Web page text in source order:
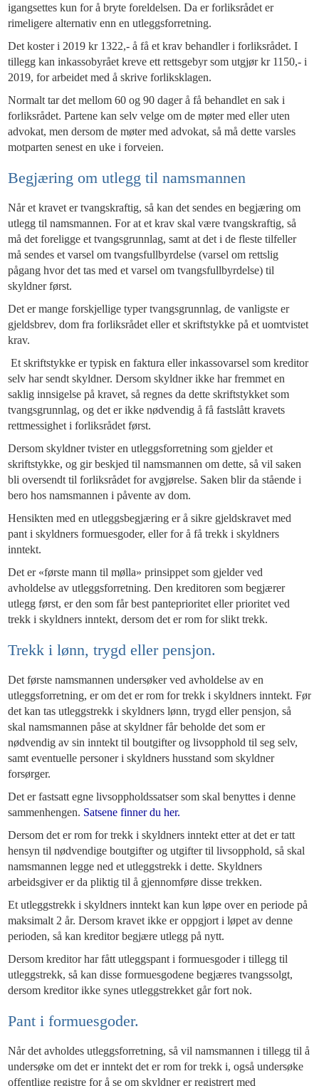
igangsettes kun for å bryte foreldelsen. Da er forliksrådet er
rimeligere alternativ enn en utleggsforretning.
Det koster i 2019 kr 1322,- å få et krav behandler i forliksrådet. I
tillegg kan inkassobyrået kreve ett rettsgebyr som utgjør kr 1150,- i
2019, for arbeidet med å skrive forliksklagen.
Normalt tar det mellom 60 og 90 dager å få behandlet en sak i
forliksrådet. Partene kan selv velge om de møter med eller uten
advokat, men dersom de møter med advokat, så må dette varsles
motparten senest en uke i forveien.
Begjæring om utlegg til namsmannen
Når et kravet er tvangskraftig, så kan det sendes en begjæring om
utlegg til namsmannen. For at et krav skal være tvangskraftig, så
må det foreligge et tvangsgrunnlag, samt at det i de fleste tilfeller
må sendes et varsel om tvangsfullbyrdelse (varsel om rettslig
pågang hvor det tas med et varsel om tvangsfullbyrdelse) til
skyldner først.
Det er mange forskjellige typer tvangsgrunnlag, de vanligste er
gjeldsbrev, dom fra forliksrådet eller et skriftstykke på et uomtvistet
krav.
Et skriftstykke er typisk en faktura eller inkassovarsel som kreditor
selv har sendt skyldner. Dersom skyldner ikke har fremmet en
saklig innsigelse på kravet, så regnes da dette skriftstykket som
tvangsgrunnlag, og det er ikke nødvendig å få fastslått kravets
rettmessighet i forliksrådet først.
Dersom skyldner tvister en utleggsforretning som gjelder et
skriftstykke, og gir beskjed til namsmannen om dette, så vil saken
bli oversendt til forliksrådet for avgjørelse. Saken blir da stående i
bero hos namsmannen i påvente av dom.
Hensikten med en utleggsbegjæring er å sikre gjeldskravet med
pant i skyldners formuesgoder, eller for å få trekk i skyldners
inntekt.
Det er «første mann til mølla» prinsippet som gjelder ved
avholdelse av utleggsforretning. Den kreditoren som begjærer
utlegg først, er den som får best panteprioritet eller prioritet ved
trekk i skyldners inntekt, dersom det er rom for slikt trekk.
Trekk i lønn, trygd eller pensjon.
Det første namsmannen undersøker ved avholdelse av en
utleggsforretning, er om det er rom for trekk i skyldners inntekt. Før
det kan tas utleggstrekk i skyldners lønn, trygd eller pensjon, så
skal namsmannen påse at skyldner får beholde det som er
nødvendig av sin inntekt til boutgifter og livsopphold til seg selv,
samt eventuelle personer i skyldners husstand som skyldner
forsørger.
Det er fastsatt egne livsoppholdssatser som skal benyttes i denne
sammenhengen. Satsene finner du her.
Dersom det er rom for trekk i skyldners inntekt etter at det er tatt
hensyn til nødvendige boutgifter og utgifter til livsopphold, så skal
namsmannen legge ned et utleggstrekk i dette. Skyldners
arbeidsgiver er da pliktig til å gjennomføre disse trekken.
Et utleggstrekk i skyldners inntekt kan kun løpe over en periode på
maksimalt 2 år. Dersom kravet ikke er oppgjort i løpet av denne
perioden, så kan kreditor begjære utlegg på nytt.
Dersom kreditor har fått utleggspant i formuesgoder i tillegg til
utleggstrekk, så kan disse formuesgodene begjæres tvangssolgt,
dersom kreditor ikke synes utleggstrekket går fort nok.
Pant i formuesgoder.
Når det avholdes utleggsforretning, så vil namsmannen i tillegg til å
undersøke om det er inntekt det er rom for trekk i, også undersøke
offentlige registre for å se om skyldner er registrert med